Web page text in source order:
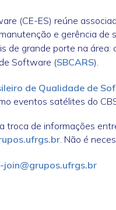
(CE-ES) reúne
e gerência
de grande porte na
Software (SBCARS).
de Qualidade de
eventos satélites do
troca de informações
. Não é
-join@grupos.ufrgs.br